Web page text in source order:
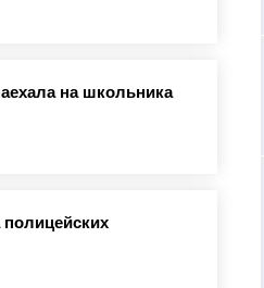
на школьника